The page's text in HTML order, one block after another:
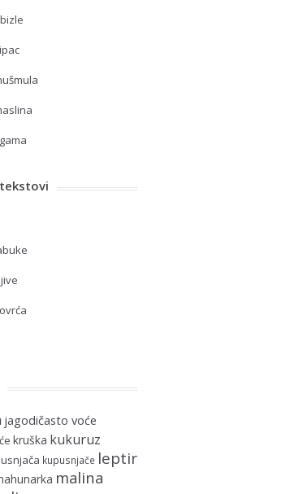
jagodičasto voće
kruška kukuruz
kupusnjače leptir
malina